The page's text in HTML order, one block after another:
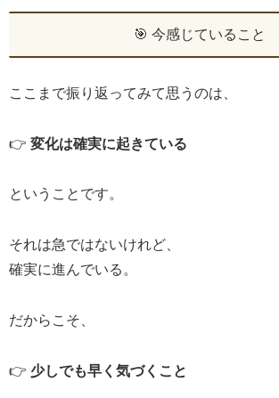
🎯 今感じていること
ここまで振り返ってみて思うのは、
👉 変化は確実に起きている
ということです。
それは急ではないけれど、
確実に進んでいる。
だからこそ、
👉 少しでも早く気づくこと